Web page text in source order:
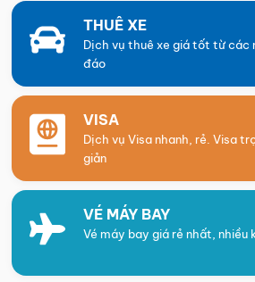
THUÊ XE
Dịch vụ thuê xe giá tốt từ các
đáo
VISA
Dịch vụ Visa nhanh, rẻ. Visa
giản
VÉ MÁY BAY
Vé máy bay giá rẻ nhất, nhiều